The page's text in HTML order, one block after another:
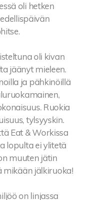
oli hetken
oli kivan
jäänyt mieleen.
ja pähkinöillä
Ruokia
tylsyyskin.
Eat & Workissa
lopulta ei ylitetä
muuten jätin
mikään jälkiruoka!
on linjassa